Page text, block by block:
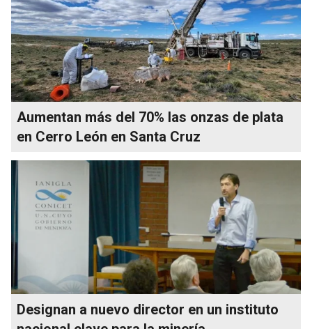
Aumentan más del 70% las onzas de plata
en Cerro León en Santa Cruz
Designan a nuevo director en un instituto